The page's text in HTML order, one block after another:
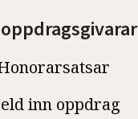
inn oppdrag